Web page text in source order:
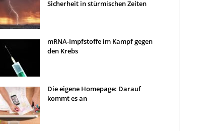
Sicherheit in stürmischen Zeiten
mRNA-Impfstoffe im Kampf gegen
den Krebs
Die eigene Homepage: Darauf
kommt es an